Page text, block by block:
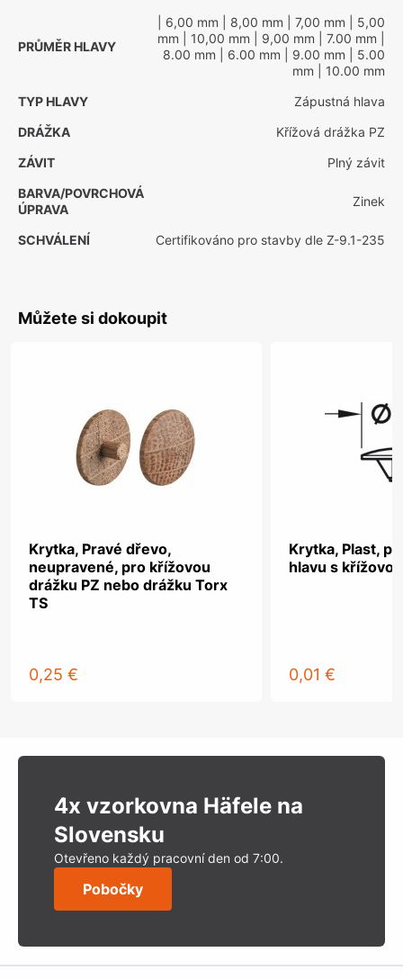
PRŮMĚR HLAVY
| 6,00 mm | 8,00 mm | 7,00 mm | 5,00
mm | 10,00 mm | 9,00 mm | 7.00 mm
8.00 mm | 6.00 mm | 9.00 mm | 5.00
mm | 10.00 mm
TYP HLAVY
Zápustná hlava
DRÁŽKA
Křížová drážka PZ
ZÁVIT
Plný závit
BARVA/POVRCHOVÁ
ÚPRAVA
Zinek
SCHVÁLENÍ Certifikováno pro stavby dle Z-9.1-235
Můžete si dokoupit
Krytka, Pravé dřevo,
neupravené, pro křížovou
drážku PZ nebo drážku Torx
TS
0,25 €
Krytka, Plast,
hlavu s
0,01 €
4x vzorkovna Häfele na
Slovensku
Otevřeno každý pracovní den od 7:00.
Pobočky